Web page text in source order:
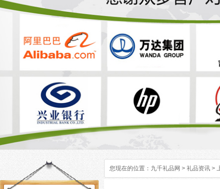
您现在的位置： 九千礼品网 > 礼品资讯 >